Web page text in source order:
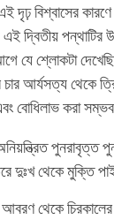
দৃঢ় বিশ্বাসের
এই দ্বিতীয়
যে শ্লোকটা
আর্যসত্য থেকে
বোধিলাভ করা
পুনরাবৃত্ত
দুঃখ থেকে মুক্তি
থেকে